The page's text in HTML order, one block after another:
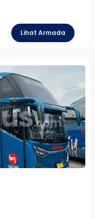
Lihat Armada